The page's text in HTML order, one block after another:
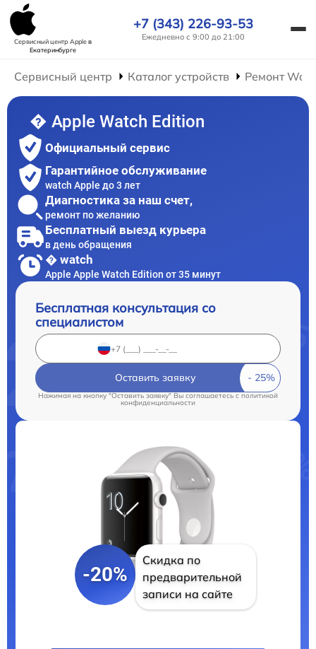
Сервисный центр Appleв
Екатеринбурге
+7 (343) 226-93-53
Ежедневно с 9:00 до 21:00
Сервисный центр Каталог устройств Ремонт
� Apple Watch Edition
Официальный сервис
Гарантийное обслуживание
watch Apple до 3 лет
Диагностика за наш счет,
ремонт по желанию
Бесплатный выезд курьера
в день обращения
� watch
Apple Apple Watch Edition от 35 минут
Бесплатная консультация со
специалистом
Оставить заявку
Нажимая на кнопку "Оставить заявку" Вы соглашаетесь cполитикой
конфиденциальности
-20%
Скидка по
предварительной
записи на сайте